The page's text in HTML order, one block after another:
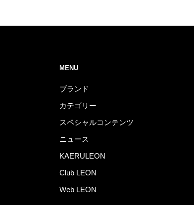
MENU
ブランド
カテゴリー
スペシャルコンテンツ
ニュース
KAERULEON
Club LEON
Web LEON